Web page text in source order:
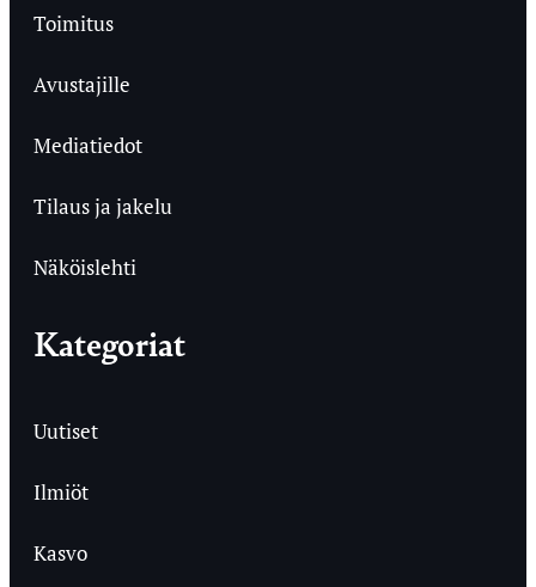
Toimitus
Avustajille
Mediatiedot
Tilaus ja jakelu
Näköislehti
Kategoriat
Uutiset
Ilmiöt
Kasvo